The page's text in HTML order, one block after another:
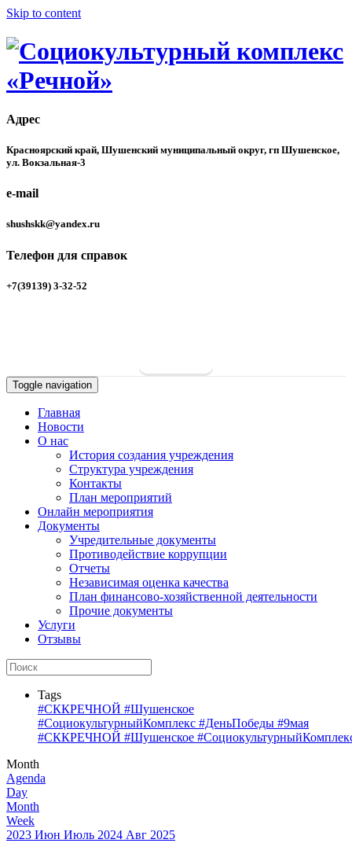
Skip to content
Социокультурный комплекс
«Речной»
бывшего речного вокзала. Здесь созданы все условия для
проведения культурно-массовых мероприятий, фото- и
практикумов.
Адрес
Красноярский край, Шушенский муниципальный округ, гп Шушенское,
ул. Вокзальная-3
e-mail
shushskk@yandex.ru
Телефон для справок
+7(39139) 3-32-52
Toggle navigation
Главная
Новости
О нас
История создания учреждения
Структура учреждения
Контакты
План мероприятий
Онлайн мероприятия
Документы
Учредительные документы
Противодействие коррупции
Отчеты
Независимая оценка качества
План финансово-хозяйственной деятельности
Прочие документы
Услуги
Отзывы
Tags
#СККРЕЧНОЙ #Шушенское
#СоциокультурныйКомплекс #ДеньПобеды #9мая
#СККРЕЧНОЙ #Шушенское
Month
Agenda
Day
Month
Week
2023 Июн Июль 2024 Авг 2025